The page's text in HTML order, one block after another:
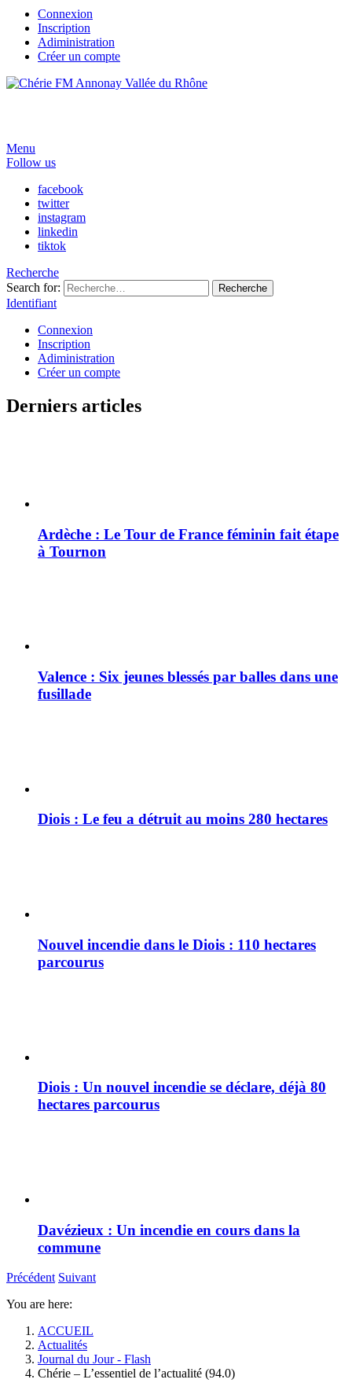
Connexion
Inscription
Adiministration
Créer un compte
Menu
Follow us
facebook
twitter
instagram
linkedin
tiktok
Recherche
Search for:
Recherche
Identifiant
Connexion
Inscription
Adiministration
Créer un compte
Derniers articles
Ardèche : Le Tour de France féminin fait étape
à Tournon
Valence : Six jeunes blessés par balles dans une
fusillade
Diois : Le feu a détruit au moins 280 hectares
Nouvel incendie dans le Diois : 110 hectares
parcourus
Diois : Un nouvel incendie se déclare, déjà 80
hectares parcourus
Davézieux : Un incendie en cours dans la
commune
Précédent Suivant
You are here:
ACCUEIL
Actualités
Journal du Jour - Flash
Chérie – L’essentiel de l’actualité (94.0)